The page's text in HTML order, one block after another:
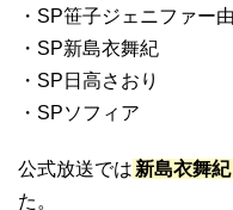
・SP笹子ジェニファー
・SP新島衣舞紀
・SP日高さおり
・SPソフィア
公式放送では 新島衣舞紀
た。